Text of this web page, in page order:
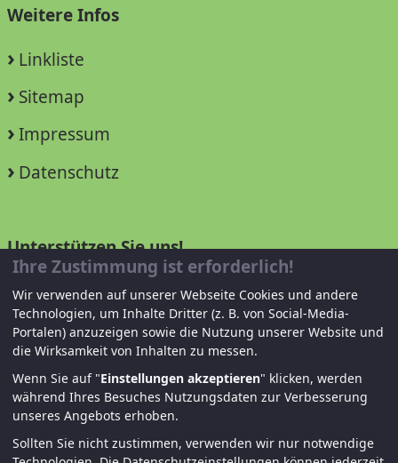
Weitere Infos
Linkliste
Sitemap
Impressum
Datenschutz
Unterstützen Sie uns!
Mitglied werden
Spenden und helfen
Ihre Zustimmung ist erforderlich!
Wir verwenden auf unserer Webseite Cookies und andere
Technologien, um Inhalte Dritter (z. B. von Social-Media-
Portalen) anzuzeigen sowie die Nutzung unserer Website und
die Wirksamkeit von Inhalten zu messen.
Wenn Sie auf "Einstellungen akzeptieren" klicken, werden
während Ihres Besuches Nutzungsdaten zur Verbesserung
unseres Angebots erhoben.
Sollten Sie nicht zustimmen, verwenden wir nur notwendige